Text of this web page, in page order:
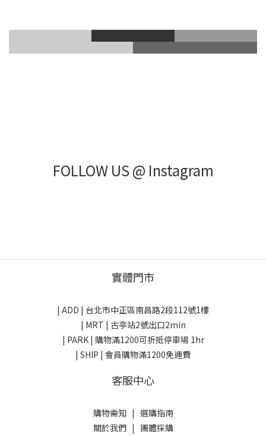
登山鞋 Gore-Tex
登山杖 滑雪護具
FOLLOW US @ Instagram
實體門市
| ADD | 台北市中正區南昌路2段112號1樓
| MRT | 古亭站2號出口2min
| PARK | 購物滿1200可折抵停車場 1hr
| SHIP | 會員購物滿1200免運費
客服中心
購物需知| 選購指南
關於我們| 團體採購